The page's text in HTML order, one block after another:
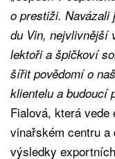
o prestiži. Navázali
du Vin, nejvlivnější
lektoři a špičkoví
šířit povědomí o
klientelu a budoucí
Fialová, která
vinařském centru
výsledky